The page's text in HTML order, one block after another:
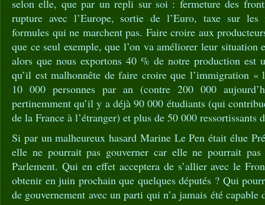
selon elle, que par un repli sur soi : fermeture des
rupture avec l’Europe, sortie de l’Euro, taxe sur les
formules qui ne marchent pas. Faire croire aux
que ce seul exemple, que l’on va améliorer leur situation
alors que nous exportons 40 % de notre production est
qu’il est malhonnête de faire croire que l’immigration «
10 000 personnes par an (contre 200 000
pertinemment qu’il y a déjà 90 000 étudiants (qui
de la France à l’étranger) et plus de 50 000 ressortissants
Si par un malheureux hasard Marine Le Pen était élue
elle ne pourrait pas gouverner car elle ne pourrait
Parlement. Qui en effet acceptera de s’allier avec le
obtenir en juin prochain que quelques députés ? Qui
de gouvernement avec un parti qui n’a jamais été